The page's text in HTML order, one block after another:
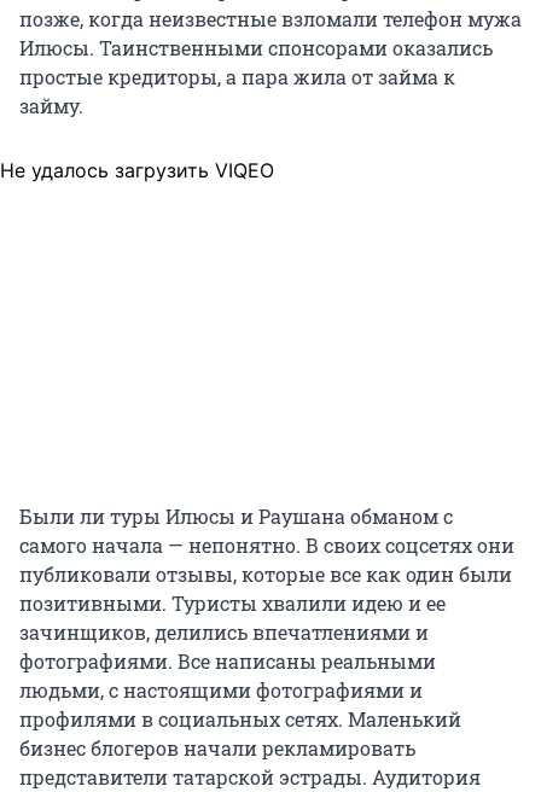
позже, когда неизвестные взломали телефон мужа
Илюсы. Таинственными спонсорами оказались
простые кредиторы, а пара жила от займа к
займу.
Не удалось загрузить VIQEO
Были ли туры Илюсы и Раушана обманом с
самого начала — непонятно. В своих соцсетях они
публиковали отзывы, которые все как один были
позитивными. Туристы хвалили идею и ее
зачинщиков, делились впечатлениями и
фотографиями. Все написаны реальными
людьми, с настоящими фотографиями и
профилями в социальных сетях. Маленький
бизнес блогеров начали рекламировать
представители татарской эстрады. Аудитория